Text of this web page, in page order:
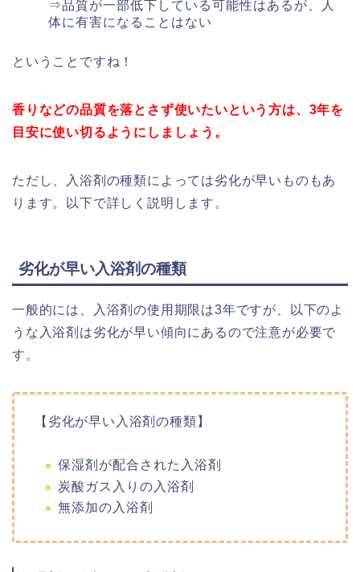
⇒品質が一部低下している可能性はあるが、人
体に有害になることはない
ということですね！
香りなどの品質を落とさず使いたいという方は、3年を
目安に使い切るようにしましょう。
ただし、入浴剤の種類によっては劣化が早いものもあ
ります。以下で詳しく説明します。
劣化が早い入浴剤の種類
一般的には、入浴剤の使用期限は3年ですが、以下のよ
うな入浴剤は劣化が早い傾向にあるので注意が必要で
す。
【劣化が早い入浴剤の種類】
保湿剤が配合された入浴剤
炭酸ガス入りの入浴剤
無添加の入浴剤